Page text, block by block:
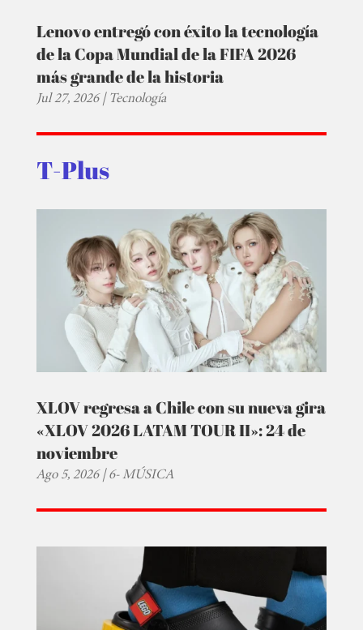
Lenovo entregó con éxito la tecnología
de la Copa Mundial de la FIFA 2026
más grande de la historia
Jul 27, 2026|Tecnología
T-Plus
XLOV regresa a Chile con su nueva gira
«XLOV 2026 LATAM TOUR II»: 24 de
noviembre
Ago 5, 2026|6- MÚSICA